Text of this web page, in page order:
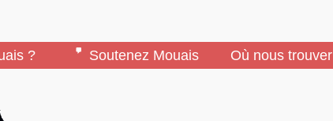
? Soutenez Mouais Où nous trouver